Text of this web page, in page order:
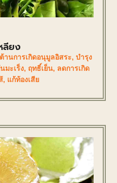
ลียง
ต้านการเกิดอนุมูลอิสระ, บำรุง
มะเร็ง, ฤทธิ์เย็น, ลดการเกิด
, แก้ท้องเสีย